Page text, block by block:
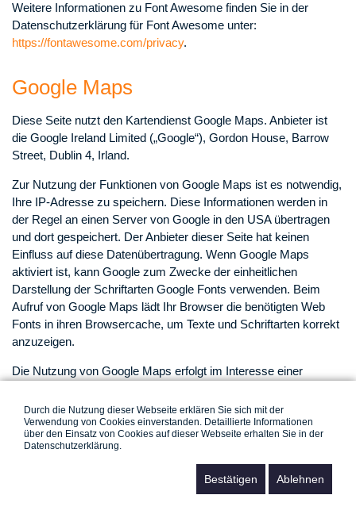
Weitere Informationen zu Font Awesome finden Sie in der
Datenschutzerklärung für Font Awesome unter:
https://fontawesome.com/privacy.
Google Maps
Diese Seite nutzt den Kartendienst Google Maps. Anbieter ist
die Google Ireland Limited („Google“), Gordon House, Barrow
Street, Dublin 4, Irland.
Zur Nutzung der Funktionen von Google Maps ist es notwendig,
Ihre IP-Adresse zu speichern. Diese Informationen werden in
der Regel an einen Server von Google in den USA übertragen
und dort gespeichert. Der Anbieter dieser Seite hat keinen
Einfluss auf diese Datenübertragung. Wenn Google Maps
aktiviert ist, kann Google zum Zwecke der einheitlichen
Darstellung der Schriftarten Google Fonts verwenden. Beim
Aufruf von Google Maps lädt Ihr Browser die benötigten Web
Fonts in ihren Browsercache, um Texte und Schriftarten korrekt
anzuzeigen.
Die Nutzung von Google Maps erfolgt im Interesse einer
einer leichten Auffindbarkeit der von uns auf der Website
angegebenen Orte. Dies stellt ein berechtigtes Interesse im
Sinne von Art. 6 Abs. 1 lit. f DSGVO dar. Sofern eine
Verarbeitung ausschließlich auf Grundlage von Art. 6 Abs. 1 lit. a
DSGVO und § 25 Abs. 1 TTDSG, soweit die Einwilligung die
Durch die Nutzung dieser Webseite erklären Sie sich mit der
Verwendung von Cookies einverstanden. Detaillierte Informationen
über den Einsatz von Cookies auf dieser Webseite erhalten Sie in der
Datenschutzerklärung.
Bestätigen Ablehnen